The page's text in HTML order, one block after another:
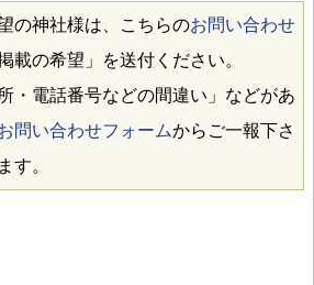
の神社様は、こちらのお問い合わせ
載の希望」を送付ください。
・電話番号などの間違い」などがあ
問い合わせフォームからご一報下さ
す。